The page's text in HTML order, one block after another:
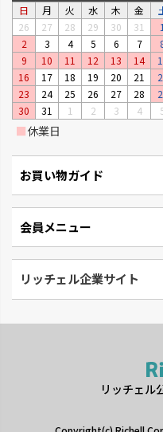
リュクレ
凹凸がなくお手入れしやすい形
状です。
日 月 火 水 木 金
26
27 28 29 30 31
1
2
3 4 5 6 7
9
10 11 12 13 14
16
17 18 19 20 21
23
24 25 26 27 28
30
31 1 2 3 4
■休業日
お買い物ガイド
会員メニュー
リッチェル企業サイト
リッチェル